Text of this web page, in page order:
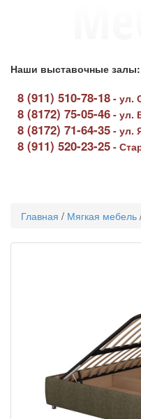
Наши выставочные залы:
8 (911) 510-78-18 - ул.
8 (8172) 75-05-46 - ул.
8 (8172) 71-64-35 - ул.
8 (911) 520-23-25 -
Главная / Мягкая мебель